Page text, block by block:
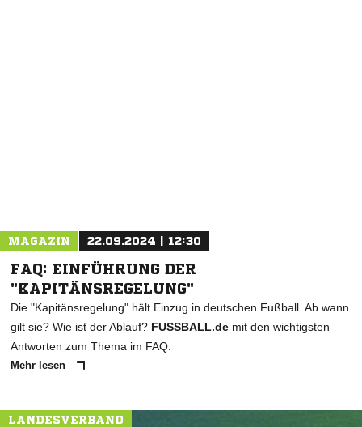
MAGAZIN 22.09.2024 | 12:30
FAQ: EINFÜHRUNG DER
"KAPITÄNSREGELUNG"
Die "Kapitänsregelung" hält Einzug in deutschen Fußball. Ab wann
gilt sie? Wie ist der Ablauf? FUSSBALL.de mit den wichtigsten
Antworten zum Thema im FAQ.
Mehr lesen
LANDESVERBAND